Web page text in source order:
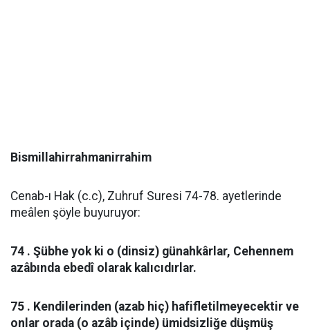
Bismillahirrahmanirrahim
Cenab-ı Hak (c.c), Zuhruf Suresi 74-78. ayetlerinde
meâlen şöyle buyuruyor:
74 . Şübhe yok ki o (dinsiz) günahkârlar, Cehennem
azâbında ebedî olarak kalıcıdırlar.
75 . Kendilerinden (azab hiç) hafifletilmeyecektir ve
onlar orada (o azâb içinde) ümidsizliğe düşmüş